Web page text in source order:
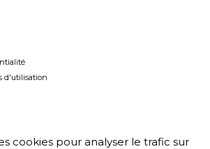
d'utilisation
cookies pour analyser le trafic sur